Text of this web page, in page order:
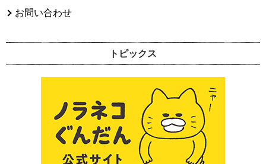
お問い合わせ
トピックス